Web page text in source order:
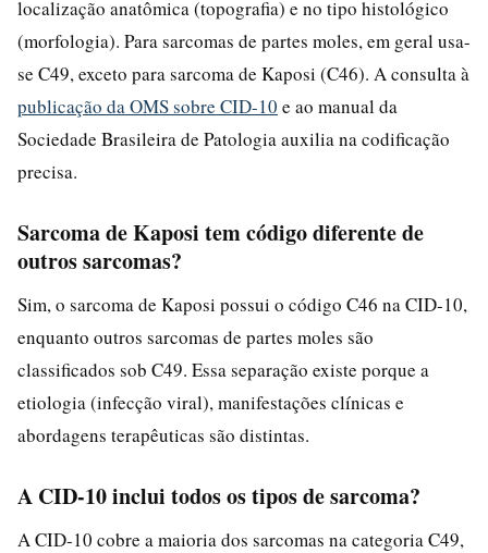
localização anatômica (topografia) e no tipo histológico
(morfologia). Para sarcomas de partes moles, em geral usa-
se C49, exceto para sarcoma de Kaposi (C46). A consulta à
publicação da OMS sobre CID-10 e ao manual da
Sociedade Brasileira de Patologia auxilia na codificação
precisa.
Sarcoma de Kaposi tem código diferente de
outros sarcomas?
Sim, o sarcoma de Kaposi possui o código C46 na CID-10,
enquanto outros sarcomas de partes moles são
classificados sob C49. Essa separação existe porque a
etiologia (infecção viral), manifestações clínicas e
abordagens terapêuticas são distintas.
A CID-10 inclui todos os tipos de sarcoma?
A CID-10 cobre a maioria dos sarcomas na categoria C49,